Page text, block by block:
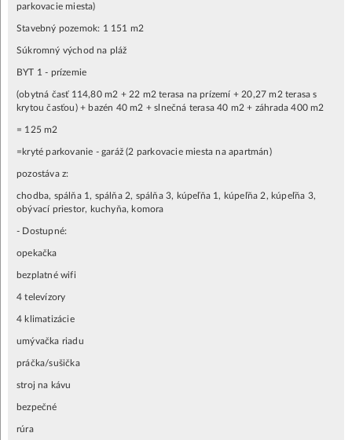
parkovacie miesta)
Stavebný pozemok: 1 151 m2
Súkromný východ na pláž
BYT 1 - prízemie
(obytná časť 114,80 m2 + 22 m2 terasa na prízemí + 20,27 m2 terasa s
krytou časťou) + bazén 40 m2 + slnečná terasa 40 m2 + záhrada 400 m2
= 125 m2
=kryté parkovanie - garáž (2 parkovacie miesta na apartmán)
pozostáva z:
chodba, spálňa 1, spálňa 2, spálňa 3, kúpeľňa 1, kúpeľňa 2, kúpeľňa 3,
obývací priestor, kuchyňa, komora
- Dostupné:
opekačka
bezplatné wifi
4 televízory
4 klimatizácie
umývačka riadu
práčka/sušička
stroj na kávu
bezpečné
rúra